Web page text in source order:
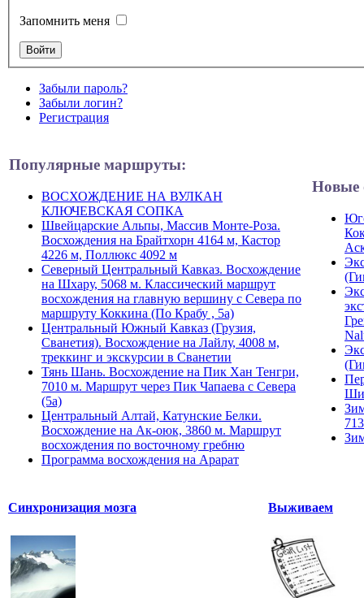
Запомнить меня
Забыли пароль?
Забыли логин?
Регистрация
Популярные маршруты:
ВОСХОЖДЕНИЕ НА ВУЛКАН
КЛЮЧЕВСКАЯ СОПКА
Швейцарские Альпы, Массив Монте-Роза.
Восхождения на Брайтхорн 4164 м, Кастор
4226 м, Поллюкс 4092 м
Северный Центральный Кавказ. Восхождение
на Шхару, 5068 м. Классический маршрут
восхождения на главную вершину с Севера по
маршруту Коккина (По Крабу , 5а)
Центральный Южный Кавказ (Грузия,
Сванетия). Восхождение на Лайлу, 4008 м,
треккинг и экскурсии в Сванетии
Тянь Шань. Восхождение на Пик Хан Тенгри,
7010 м. Маршрут через Пик Чапаева с Севера
(5а)
Центральный Алтай, Катунские Белки.
Восхождение на Ак-оюк, 3860 м. Маршрут
восхождения по восточному гребню
Программа восхождения на Арарат
Новые
Синхронизация мозга Выживаем